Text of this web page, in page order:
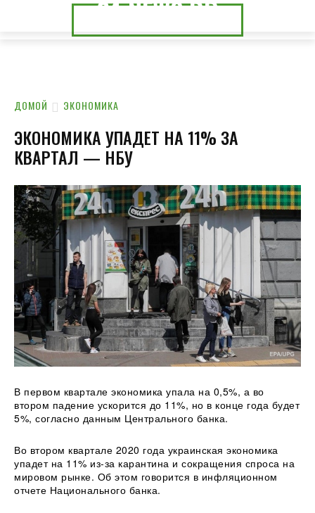
24.NEWS.CK
24.NEWS.DP
ДОМОЙ ЭКОНОМИКА
ЭКОНОМИКА УПАДЕТ НА 11% ЗА
КВАРТАЛ — НБУ
В первом квартале экономика упала на 0,5%, а во
втором падение ускорится до 11%, но в конце года будет
5%, согласно данным Центрального банка.
Во втором квартале 2020 года украинская экономика
упадет на 11% из-за карантина и сокращения спроса на
мировом рынке. Об этом говорится в инфляционном
отчете Национального банка.